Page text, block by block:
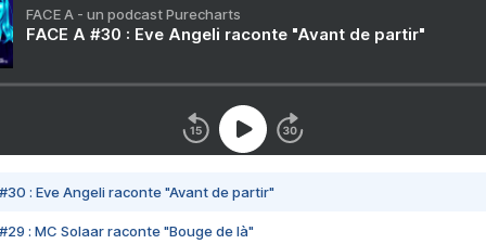
FACE A - un podcast Purecharts
FACE A #30 : Eve Angeli raconte "Avant de partir"
#30 : Eve Angeli raconte "Avant de partir"
#29 : MC Solaar raconte "Bouge de là"